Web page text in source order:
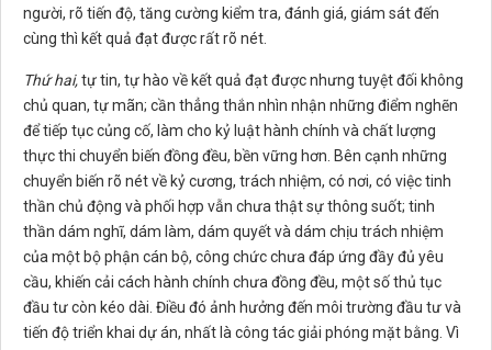
người, rõ tiến độ, tăng cường kiểm tra, đánh giá, giám sát đến
cùng thì kết quả đạt được rất rõ nét.
Thứ hai,tự tin, tự hào về kết quả đạt được nhưng tuyệt đối không
chủ quan, tự mãn; cần thẳng thắn nhìn nhận những điểm nghẽn
để tiếp tục củng cố, làm cho kỷ luật hành chính và chất lượng
thực thi chuyển biến đồng đều, bền vững hơn. Bên cạnh những
chuyển biến rõ nét về kỷ cương, trách nhiệm, có nơi, có việc tinh
thần chủ động và phối hợp vẫn chưa thật sự thông suốt; tinh
thần dám nghĩ, dám làm, dám quyết và dám chịu trách nhiệm
của một bộ phận cán bộ, công chức chưa đáp ứng đầy đủ yêu
cầu, khiến cải cách hành chính chưa đồng đều, một số thủ tục
đầu tư còn kéo dài. Điều đó ảnh hưởng đến môi trường đầu tư và
tiến độ triển khai dự án, nhất là công tác giải phóng mặt bằng. Vì